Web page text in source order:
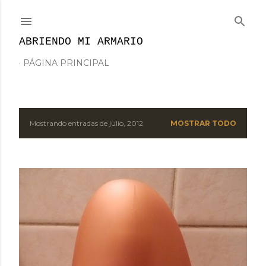
ABRIENDO MI ARMARIO
PÁGINA PRINCIPAL
E
a
Mostrando entradas de julio, 2012 MOSTRAR TODO